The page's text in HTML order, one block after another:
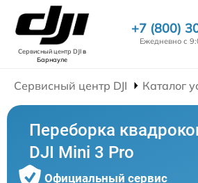
Сервисный центр DJIв
Барнауле
+7 (800)
Ежедневно с
Сервисный центр DJI Каталог
Переборка
DJI Mini 3 Pro
Официальный сервис